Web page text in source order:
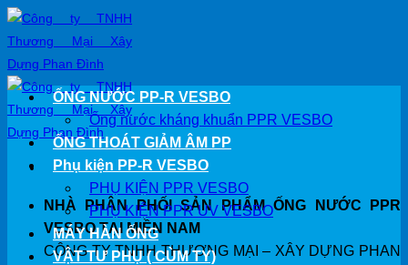
Chuyển
đến
nội
dung
NHÀ PHÂN PHỐI SẢN PHẨM ỐNG NƯỚC PPR
VESBO TẠI MIỀN NAM
CÔNG TY TNHH THƯƠNG MẠI – XÂY DỰNG PHAN
ỐNG NƯỚC PP-R VESBO
Ống nước kháng khuẩn PPR VESBO
ỐNG THOÁT GIẢM ÂM PP
Phụ kiện PP-R VESBO
PHỤ KIỆN PPR VESBO
PHỤ KIỆN PPR UV VESBO
MÁY HÀN ỐNG
VẬT TƯ PHỤ ( CÙM TY)